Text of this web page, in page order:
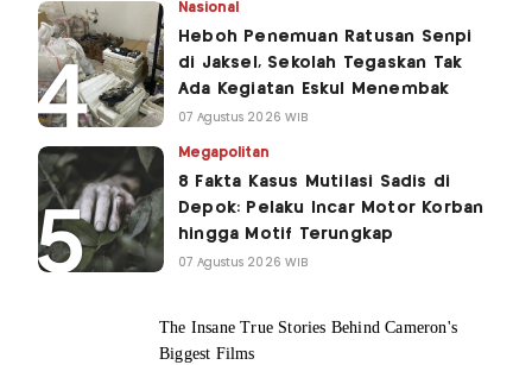
Nasional
Heboh Penemuan Ratusan Senpi
di Jaksel, Sekolah Tegaskan Tak
Ada Kegiatan Eskul Menembak
07 Agustus 2026 WIB
Megapolitan
8 Fakta Kasus Mutilasi Sadis di
Depok: Pelaku Incar Motor Korban
hingga Motif Terungkap
07 Agustus 2026 WIB